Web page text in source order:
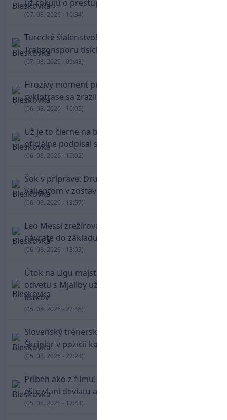
už rokujú o prestupovej čiastke
(07. 08. 2026 - 10:34)
Turecké šialenstvo! Salaha vítali na štadióne
Trabzonsporu tisícky fanúšikov
(07. 08. 2026 - 09:43)
Hrozivý moment pre Zdena Cháru! Na
cyklotrase sa zrazil s bežcom
(06. 08. 2026 - 16:05)
Už je to čierne na bielom: Mohamed Salah
oficiálne podpísal s Trabzonsporom
(06. 08. 2026 - 15:02)
Šok v príprave: Druholigová Mallorca s
Valjentom v zostave zdolala PSG
(06. 08. 2026 - 13:57)
Leo Messi zrežíroval obrat Interu Miami, pri
návrate do základu strelil dva góly
(06. 08. 2026 - 13:03)
Útok na Ligu majstrov láka! Slovan hlási na
odvetu s Mjällby už viac ako 13-tisíc predaných
lístkov
(05. 08. 2026 - 22:48)
Slovenský trénerský súboj pre Borbélyho,
Škriniar v pozícii kapitána potiahol Fenerbahce
(05. 08. 2026 - 22:24)
Príbeh ako z filmu! Hrdina Slovana Kianga hral
ešte vlani deviatu anglickú ligu
(05. 08. 2026 - 17:44)